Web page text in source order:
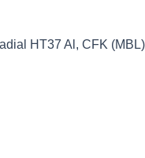
HT37 Al, CFK (MBL)